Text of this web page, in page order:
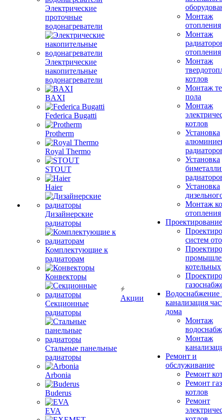
Электрические
проточные
водонагреватели
Электрические
накопительные
водонагреватели
BAXI
Federica Bugatti
Protherm
Royal Thermo
STOUT
Haier
Дизайнерские
радиаторы
Комплектующие к
радиаторам
Конвекторы
Секционные
радиаторы
Стальные панельные
радиаторы
Arbonia
Buderus
EVA
Акции
Монтаж
отопления
Монтаж
отопления
Монтаж
котлов
Монтаж
пола
Монтаж
котлов
Установка
Установка
Установка
Монтаж
отопления
Проектирование
систем
котельных
Водоснабжение
канализация
дома
Монтаж
Монтаж
Ремонт и
обслуживание
Ремонт
Ремонт
котлов
Ремонт